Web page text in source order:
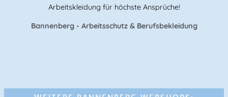
Arbeitskleidung für höchste Ansprüche!
Bannenberg - Arbeitsschutz & Berufsbekleidung